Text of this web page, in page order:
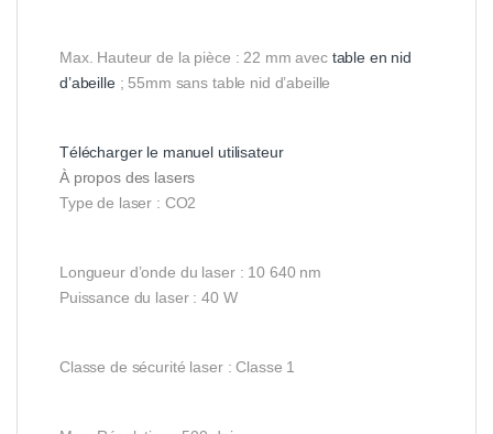
Max. Hauteur de la pièce : 22 mm avec table en nid
d’abeille; 55mm sans table nid d’abeille
Télécharger le manuel utilisateur
À propos des lasers
Type de laser : CO2
Longueur d’onde du laser : 10 640 nm
Puissance du laser : 40 W
Classe de sécurité laser : Classe 1